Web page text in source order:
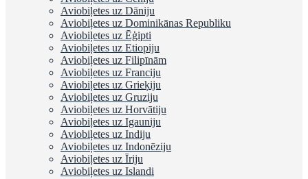
Aviobiļetes uz Dāniju
Aviobiļetes uz Dominikānas Republiku
Aviobiļetes uz Ēģipti
Aviobiļetes uz Etiopiju
Aviobiļetes uz Filipīnām
Aviobiļetes uz Franciju
Aviobiļetes uz Grieķiju
Aviobiļetes uz Gruziju
Aviobiļetes uz Horvātiju
Aviobiļetes uz Igauniju
Aviobiļetes uz Indiju
Aviobiļetes uz Indonēziju
Aviobiļetes uz Īriju
Aviobiļetes uz Islandi